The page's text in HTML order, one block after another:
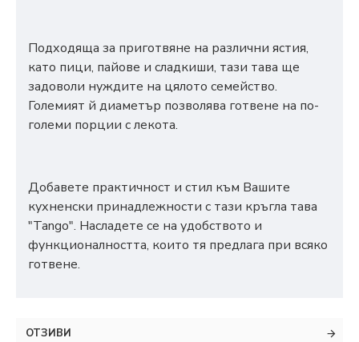
Подходяща за приготвяне на различни ястия,
като пици, пайове и сладкиши, тази тава ще
задоволи нуждите на цялото семейство.
Големият й диаметър позволява готвене на по-
големи порции с лекота.
Добавете практичност и стил към Вашите
кухненски принадлежности с тази кръгла тава
"Tango". Насладете се на удобството и
функционалността, които тя предлага при всяко
готвене.
ОТЗИВИ